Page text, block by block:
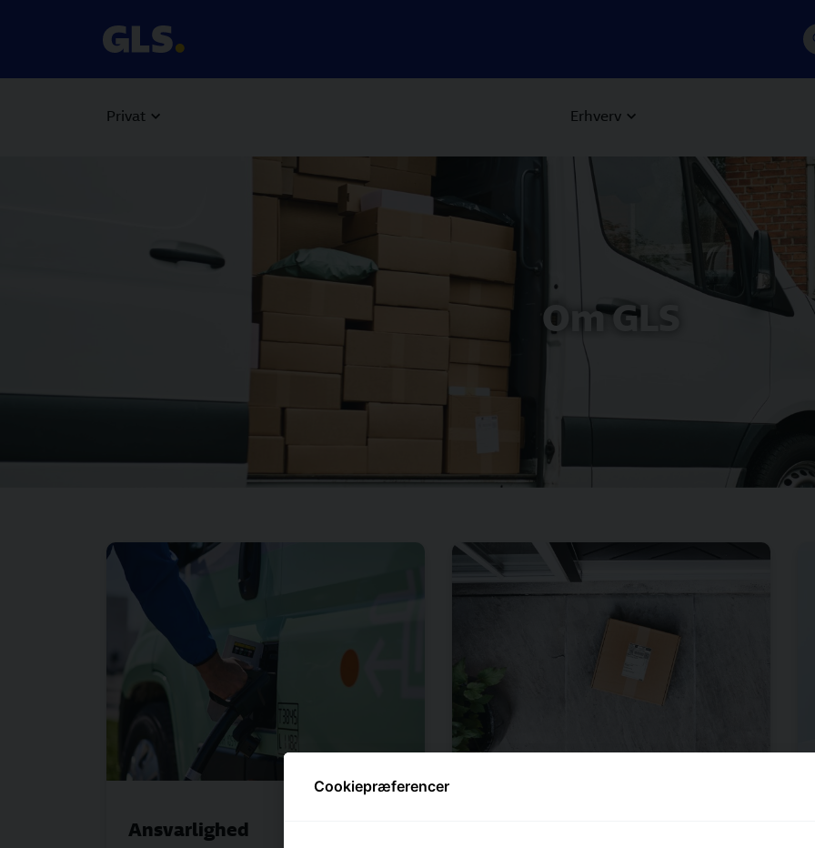
Privat Erhverv
Carousel with slides shown at a time. Use the Previous and Next buttons to navigate.
Om GLS
Ansvarlighed
Cookiepræferencer